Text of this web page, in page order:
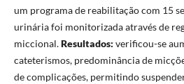
um programa de reabilitação com 15
urinária foi monitorizada através de
miccional.Resultados: verificou-se
cateterismos, predominância de
de complicações, permitindo